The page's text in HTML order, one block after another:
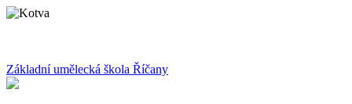
Základní umělecká škola Říčany